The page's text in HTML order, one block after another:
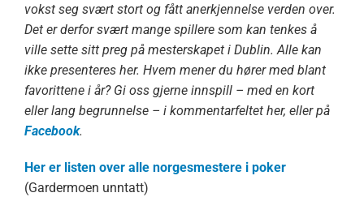
vokst seg svært stort og fått anerkjennelse verden over.
Det er derfor svært mange spillere som kan tenkes å
ville sette sitt preg på mesterskapet i Dublin. Alle kan
ikke presenteres her. Hvem mener du hører med blant
favorittene i år? Gi oss gjerne innspill – med en kort
eller lang begrunnelse – i kommentarfeltet her, eller på
Facebook.
Her er listen over alle norgesmestere i poker
(Gardermoen unntatt)